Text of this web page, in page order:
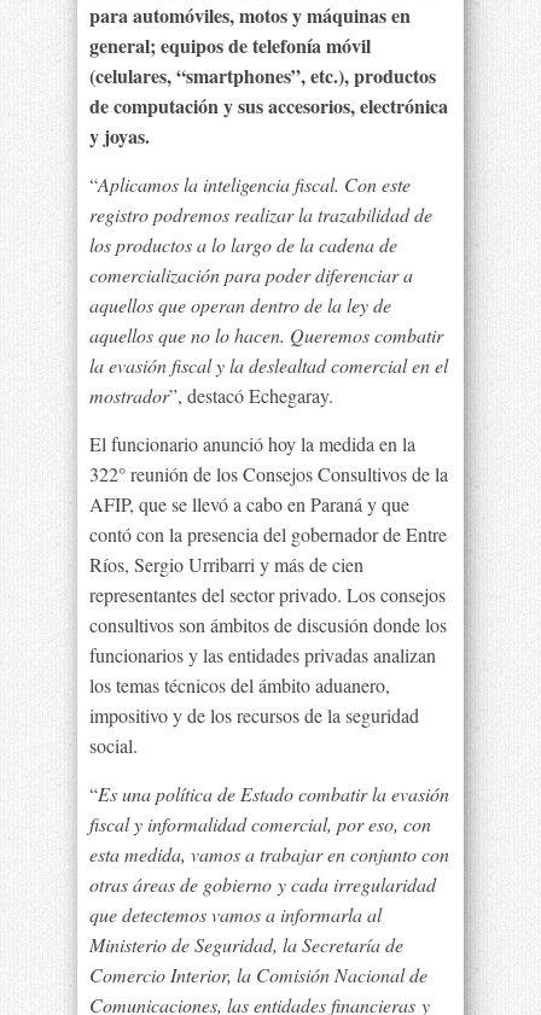
para automóviles, motos y máquinas en
general; equipos de telefonía móvil
(celulares, “smartphones”, etc.), productos
de computación y sus accesorios, electrónica
y joyas.
“Aplicamos la inteligencia fiscal. Con este
registro podremos realizar la trazabilidad de
los productos a lo largo de la cadena de
comercialización para poder diferenciar a
aquellos que operan dentro de la ley de
aquellos que no lo hacen. Queremos combatir
la evasión fiscal y la deslealtad comercial en el
mostrador”, destacó Echegaray.
El funcionario anunció hoy la medida en la
322° reunión de los Consejos Consultivos de la
AFIP, que se llevó a cabo en Paraná y que
contó con la presencia del gobernador de Entre
Ríos, Sergio Urribarri y más de cien
representantes del sector privado. Los consejos
consultivos son ámbitos de discusión donde los
funcionarios y las entidades privadas analizan
los temas técnicos del ámbito aduanero,
impositivo y de los recursos de la seguridad
social.
“Es una política de Estado combatir la evasión
fiscal y informalidad comercial, por eso, con
esta medida, vamos a trabajar en conjunto con
otras áreas de gobierno y cada irregularidad
que detectemos vamos a informarla al
Ministerio de Seguridad, la Secretaría de
Comercio Interior, la Comisión Nacional de
Comunicaciones, las entidades financieras y